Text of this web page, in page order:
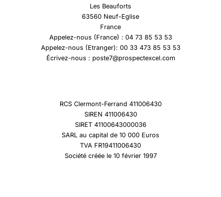
Les Beauforts
63560 Neuf-Eglise
France
Appelez-nous (France) : 04 73 85 53 53
Appelez-nous (Etranger): 00 33 473 85 53 53
Écrivez-nous : poste7@prospectexcel.com
RCS Clermont-Ferrand 411006430
SIREN 411006430
SIRET 41100643000036
SARL au capital de 10 000 Euros
TVA FR19411006430
Société créée le 10 février 1997